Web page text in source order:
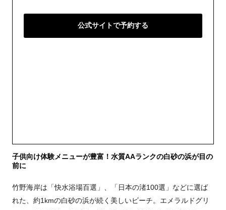
公式サイトで予約する
子供向け体験メニューが豊富！水質AAランクの白砂の浜が目の
前に
竹野海岸は「快水浴場百選」、「日本の渚100選」などに選ば
れた、約1kmの白砂の浜が続く美しいビーチ。エメラルドグリ